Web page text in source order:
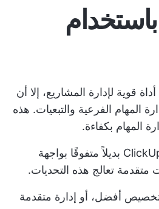
على الرغم من أن Jira أداة قوية لإدارة المشاريع، إلا أن
المهام الفرعية والتبعيات. هذه
المهام بكفاءة.
من ناحية أخرى، تقدم ClickUp بديلاً متفوقًا بواجهة
متقدمة تعالج هذه التحديات.
أفضل، أو إدارة متقدمة